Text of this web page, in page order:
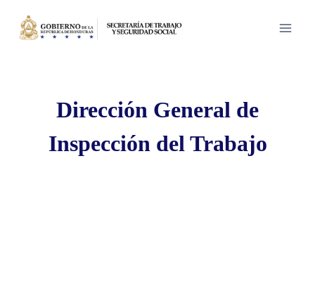
Dirección General de
Inspección del Trabajo